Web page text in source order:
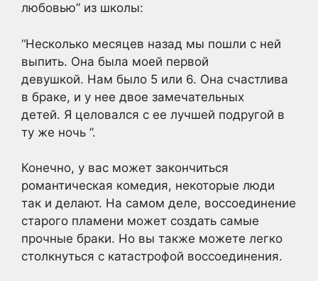
любовью” из школы:
“Несколько месяцев назад мы пошли с ней
выпить. Она была моей первой
девушкой. Нам было 5 или 6. Она счастлива
в браке, и у нее двое замечательных
детей. Я целовался с ее лучшей подругой в
ту же ночь ”.
Конечно, у вас может закончиться
романтическая комедия, некоторые люди
так и делают. На самом деле, воссоединение
старого пламени может создать самые
прочные браки. Но вы также можете легко
столкнуться с катастрофой воссоединения.